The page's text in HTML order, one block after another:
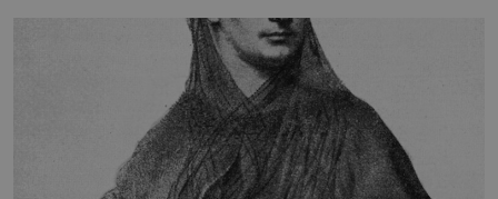
dávných obyvatel? Archeologický komplex Zelenyj